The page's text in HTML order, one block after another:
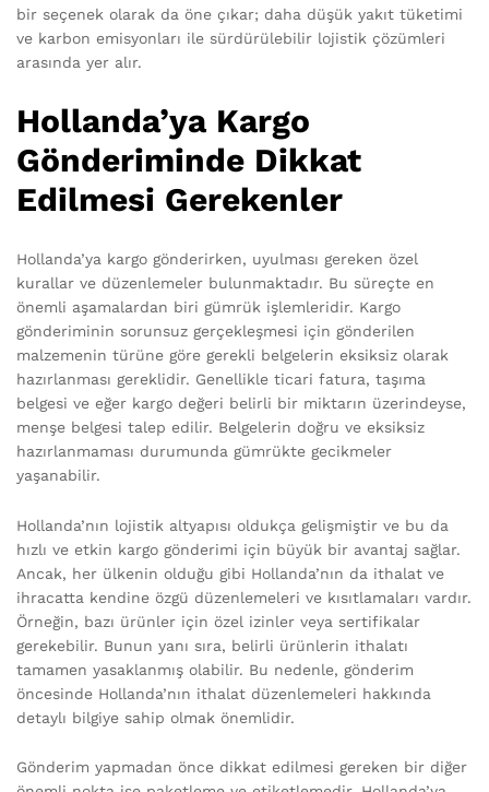
bir seçenek olarak da öne çıkar; daha düşük yakıt tüketimi
ve karbon emisyonları ile sürdürülebilir lojistik çözümleri
arasında yer alır.
Hollanda’ya Kargo
Gönderiminde Dikkat
Edilmesi Gerekenler
Hollanda’ya kargo gönderirken, uyulması gereken özel
kurallar ve düzenlemeler bulunmaktadır. Bu süreçte en
önemli aşamalardan biri gümrük işlemleridir. Kargo
gönderiminin sorunsuz gerçekleşmesi için gönderilen
malzemenin türüne göre gerekli belgelerin eksiksiz olarak
hazırlanması gereklidir. Genellikle ticari fatura, taşıma
belgesi ve eğer kargo değeri belirli bir miktarın üzerindeyse,
menşe belgesi talep edilir. Belgelerin doğru ve eksiksiz
hazırlanmaması durumunda gümrükte gecikmeler
yaşanabilir.
Hollanda’nın lojistik altyapısı oldukça gelişmiştir ve bu da
hızlı ve etkin kargo gönderimi için büyük bir avantaj sağlar.
Ancak, her ülkenin olduğu gibi Hollanda’nın da ithalat ve
ihracatta kendine özgü düzenlemeleri ve kısıtlamaları vardır.
Örneğin, bazı ürünler için özel izinler veya sertifikalar
gerekebilir. Bunun yanı sıra, belirli ürünlerin ithalatı
tamamen yasaklanmış olabilir. Bu nedenle, gönderim
öncesinde Hollanda’nın ithalat düzenlemeleri hakkında
detaylı bilgiye sahip olmak önemlidir.
Gönderim yapmadan önce dikkat edilmesi gereken bir diğer